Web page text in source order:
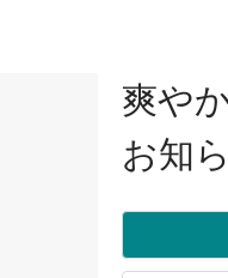
爽や
お知